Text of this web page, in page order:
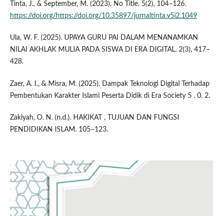
Tinta, J., & September, M. (2023). No Title. 5(2), 104–126.
https://doi.org/https://doi.org/10.35897/jurnaltinta.v5i2.1049
Ula, W. F. (2025). UPAYA GURU PAI DALAM MENANAMKAN
NILAI AKHLAK MULIA PADA SISWA DI ERA DIGITAL. 2(3), 417–
428.
Zaer, A. I., & Misra, M. (2025). Dampak Teknologi Digital Terhadap
Pembentukan Karakter Islami Peserta Didik di Era Society 5 . 0. 2.
Zakiyah, O. N. (n.d.). HAKIKAT , TUJUAN DAN FUNGSI
PENDIDIKAN ISLAM. 105–123.